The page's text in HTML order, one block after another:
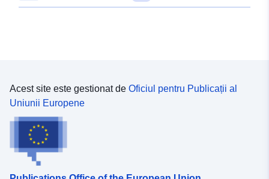
Acest site este gestionat de Oficiul pentru Publicații al
Uniunii Europene